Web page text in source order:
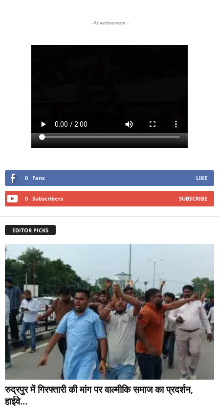
- Advertisement -
0 Fans LIKE
0 Subscribers SUBSCRIBE
EDITOR PICKS
रुद्रपुर में गिरफ्तारी की मांग पर वाल्मीकि समाज का प्रदर्शन,
हाईवे...